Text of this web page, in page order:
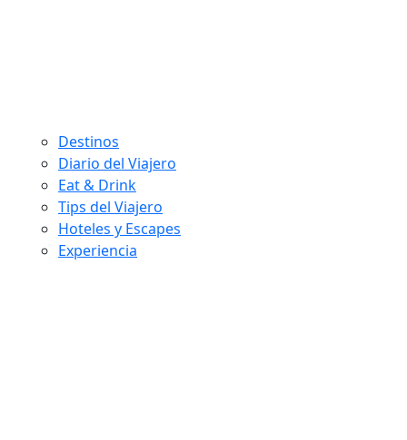
Destinos
Diario del Viajero
Eat & Drink
Tips del Viajero
Hoteles y Escapes
Experiencia